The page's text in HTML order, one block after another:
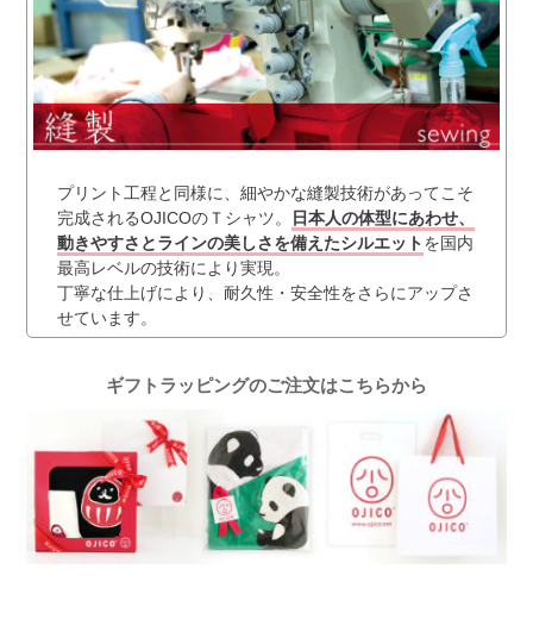
プリント工程と同様に、細やかな縫製技術があってこそ
完成されるOJICOのＴシャツ。
日本人の体型にあわせ、
動きやすさとラインの美しさを備えたシルエットを国内
最高レベルの技術により実現。
丁寧な仕上げにより、耐久性・安全性をさらにアップさ
せています。
ギフトラッピングのご注文はこちらから